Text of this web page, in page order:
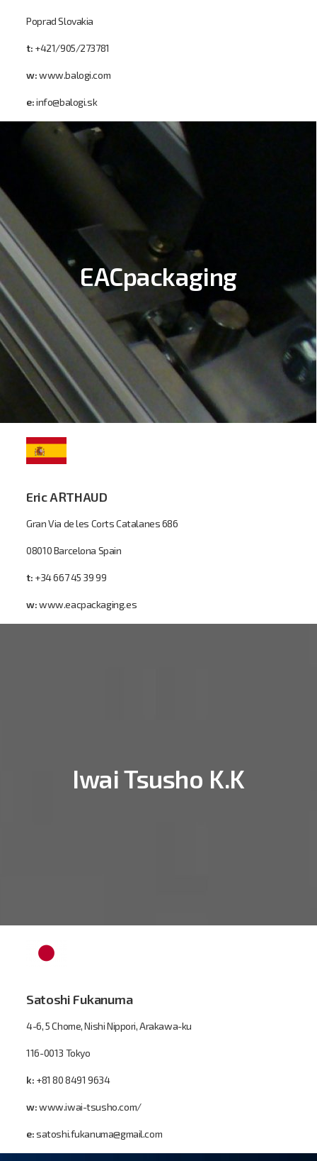
Poprad Slovakia
t: +421/905/273781
w:www.balogi.com
e:info@balogi.sk
EACpackaging
Eric ARTHAUD
Gran Via de les Corts Catalanes 686
08010 Barcelona Spain
t: +34 667 45 39 99
w:www.eacpackaging.es
Iwai Tsusho K.K
Satoshi Fukanuma
4-6, 5 Chome, Nishi Nippori, Arakawa-ku
116-0013 Tokyo
k: +81 80 8491 9634
w:www.iwai-tsusho.com/
e:satoshi.fukanuma@gmail.com